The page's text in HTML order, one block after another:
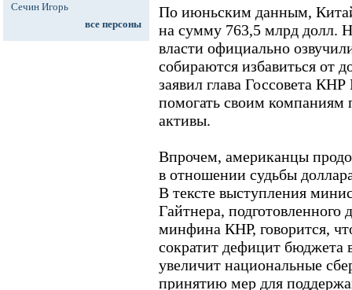
Сечин Игорь
все персоны
По июньским данным,
на сумму 763,5 млрд долл.
власти официально
собираются избавиться от
заявил глава Госсовета
помогать своим компаниям
активы.
Впрочем, американцы
в отношении судьбы
В тексте выступления
Гайтнера, подготовленного
минфина КНР, говорится,
сократит дефицит бюджета
увеличит национальные
принятию мер для